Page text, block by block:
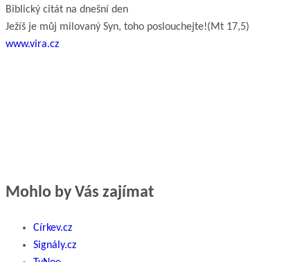
Biblický citát na dnešní den
Ježíš je můj milovaný Syn, toho poslouchejte!(Mt 17,5)
www.vira.cz
Mohlo by Vás zajímat
Církev.cz
Signály.cz